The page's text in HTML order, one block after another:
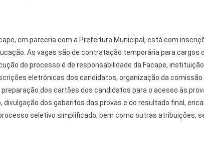
em parceria com a Prefeitura Municipal, está com
As vagas são de contratação temporária para cargos
do processo é de responsabilidade da Facape,
eletrônicas dos candidatos, organização da comissão
dos cartões dos candidatos para o acesso às
dos gabaritos das provas e do resultado final,
seletivo simplificado, bem como outras atribuições,